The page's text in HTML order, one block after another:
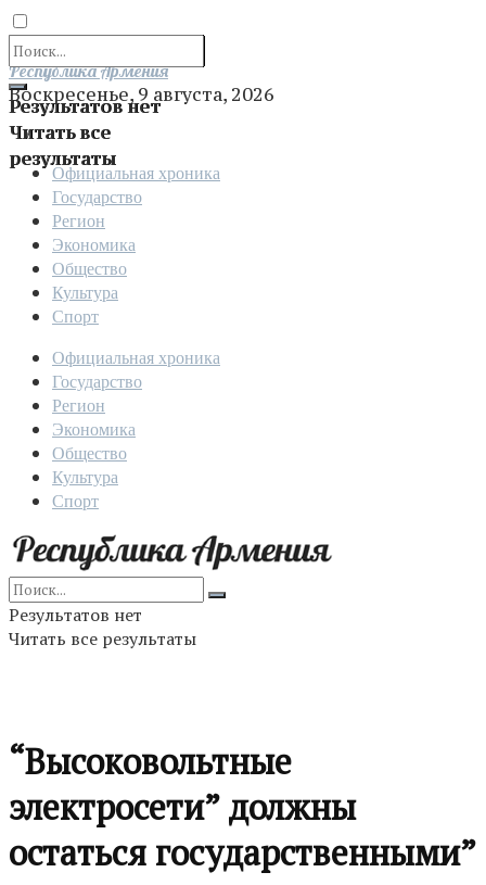
Результатов нет
Читать все
результаты
Отправить
Республика Армения
Воскресенье, 9 августа, 2026
Официальная хроника
Государство
Регион
Экономика
Общество
Культура
Спорт
Официальная хроника
Государство
Регион
Экономика
Общество
Культура
Спорт
Результатов нет
Читать все результаты
“Высоковольтные
электросети” должны
остаться государственными”